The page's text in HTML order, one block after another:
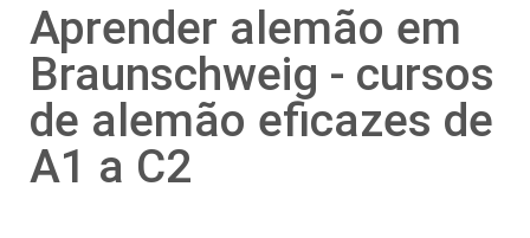
Aprender alemão em
Braunschweig - cursos
de alemão eficazes de
A1 a C2